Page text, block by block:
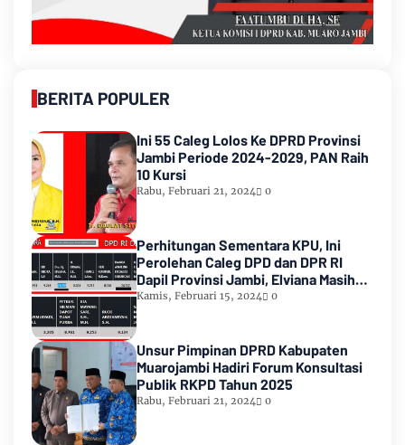
BERITA POPULER
Ini 55 Caleg Lolos Ke DPRD Provinsi
Jambi Periode 2024-2029, PAN Raih
10 Kursi
Rabu, Februari 21, 2024 0
Perhitungan Sementara KPU, Ini
Perolehan Caleg DPD dan DPR RI
Dapil Provinsi Jambi, Elviana Masih
Urutan Kedua Teratas
Kamis, Februari 15, 2024 0
Unsur Pimpinan DPRD Kabupaten
Muarojambi Hadiri Forum Konsultasi
Publik RKPD Tahun 2025
Rabu, Februari 21, 2024 0